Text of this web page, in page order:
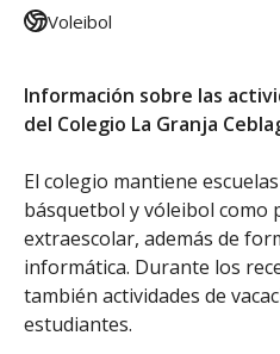
Voleibol
Información sobre las
del Colegio La Granja
El colegio mantiene
básquetbol y vóleibol como
extraescolar, además de
informática. Durante los
también actividades de
estudiantes.